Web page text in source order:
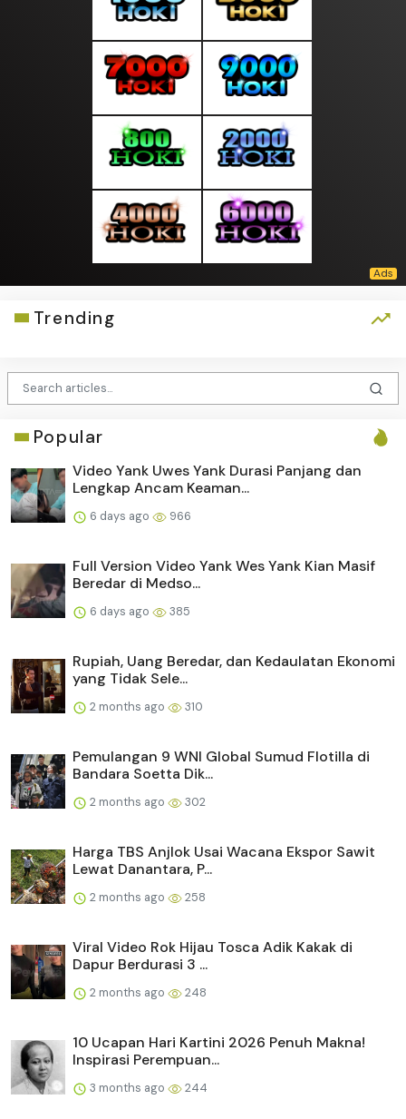
Trending
Popular
Video Yank Uwes Yank Durasi Panjang dan
Lengkap Ancam Keaman...
6 days ago 966
Full Version Video Yank Wes Yank Kian Masif
Beredar di Medso...
6 days ago 385
Rupiah, Uang Beredar, dan Kedaulatan Ekonomi
yang Tidak Sele...
2 months ago 310
Pemulangan 9 WNI Global Sumud Flotilla di
Bandara Soetta Dik...
2 months ago 302
Harga TBS Anjlok Usai Wacana Ekspor Sawit
Lewat Danantara, P...
2 months ago 258
Viral Video Rok Hijau Tosca Adik Kakak di
Dapur Berdurasi 3 ...
2 months ago 248
10 Ucapan Hari Kartini 2026 Penuh Makna!
Inspirasi Perempuan...
3 months ago 244